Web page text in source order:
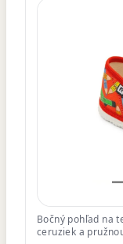
Bočný pohľad na
ceruziek a